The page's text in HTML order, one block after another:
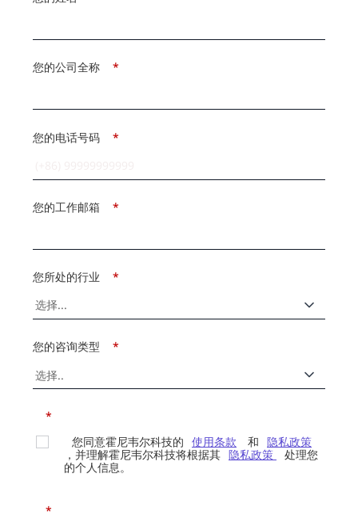
*
您的公司全称
*
您的电话号码
*
您的工作邮箱
*
您所处的行业
*
您的咨询类型
*
您同意霍尼韦尔科技的 使用条款 和 隐私政策
，并理解霍尼韦尔科技将根据其 隐私政策
处理您
的个人信息。
*